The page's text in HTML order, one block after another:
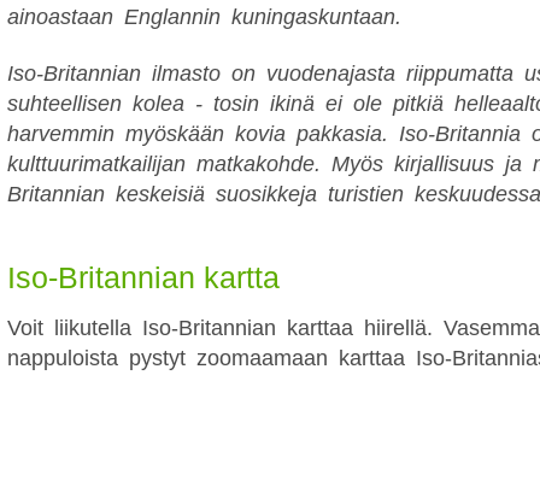
ainoastaan Englannin kuningaskuntaan.
Iso-Britannian ilmasto on vuodenajasta riippumatta
suhteellisen kolea - tosin ikinä ei ole pitkiä
harvemmin myöskään kovia pakkasia. Iso-Britannia
kulttuurimatkailijan matkakohde. Myös kirjallisuus ja
Britannian keskeisiä suosikkeja turistien
Iso-Britannian kartta
Voit liikutella Iso-Britannian karttaa hiirellä.
nappuloista pystyt zoomaamaan karttaa Iso-